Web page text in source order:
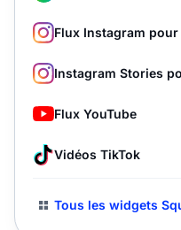
Flux Instagram
Instagram Stories
Flux YouTube
Vidéos TikTok
Tous les widgets